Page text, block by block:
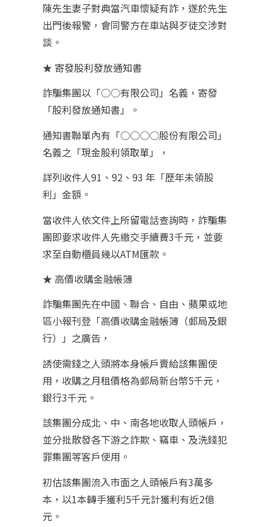
陳先生妻子對典當汽車懷疑有詐，遂於先生
出門後報警，會同警方在車站與歹徒交涉對
談。
★ 寄發股利發放通知書
詐騙集團以「○○有限公司」名義，寄發
「股利發放通知書」。
通知書聯單內有「○○○○股份有限公司」
名義之「現金股利領取單」，
詳列收件人91、92、93 年「歷年未領股
利」金額。
當收件人依文件上所留電話查詢時，詐騙集
團即要求收件人先繳交手續費3千元，並要
求至自動櫃員幾以ATM匯款。
★ 高價收購金融帳簿
詐騙集團先在中國、聯合、自由、蘋果或地
區小報刊登「高價收購金融帳簿（郵局及銀
行）」之廣告，
誘使需錢之人頭將本身帳戶賣給該集團使
用，收購之月租價格為郵局新台幣5千元，
銀行3千元。
該集團分成北、中、南各地收取人頭帳戶，
並分批散發各下游之詐欺、竊車、及洗錢犯
罪集團等客戶使用。
初估該集團流入市面之人頭帳戶有3萬多
本，以1本轉手獲利5千元計獲利有近2億
元。